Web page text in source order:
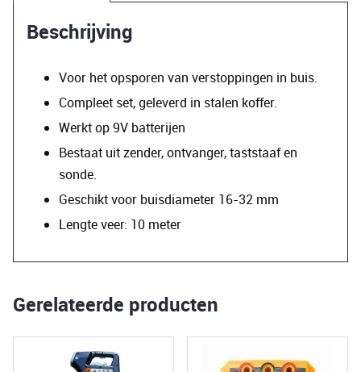
Beschrijving
Voor het opsporen van verstoppingen in buis.
Compleet set, geleverd in stalen koffer.
Werkt op 9V batterijen
Bestaat uit zender, ontvanger, taststaaf en
sonde.
Geschikt voor buisdiameter 16-32 mm
Lengte veer: 10 meter
Gerelateerde producten